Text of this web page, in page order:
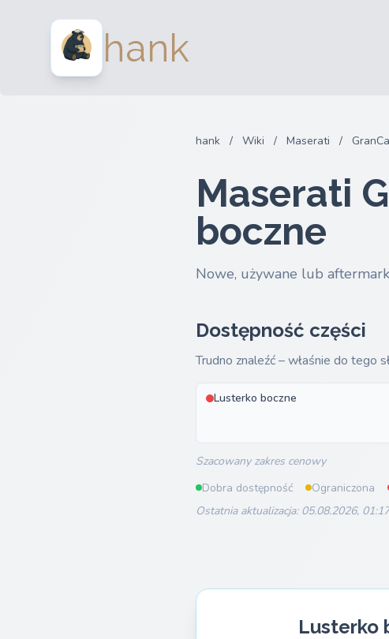
hank
hank / Wiki / Maserati /
Maserati
boczne
Nowe, używane lub
Dostępność części
Trudno znaleźć – właśnie do tego
Lusterko boczne
Szacowany zakres cenowy
Dobra dostępność
Ograniczona
Ostatnia aktualizacja: 05.08.2026, 01:17
Lusterko